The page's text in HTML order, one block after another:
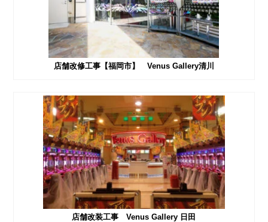
店舗改修工事【福岡市】 Venus Gallery清川
店舗改装工事 Venus Gallery 日田